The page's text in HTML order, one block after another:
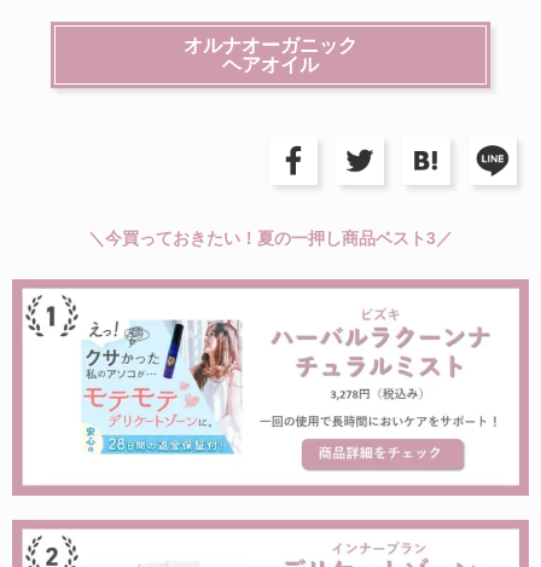
オルナオーガニック
ヘアオイル
＼今買っておきたい！夏の一押し商品ベスト3／